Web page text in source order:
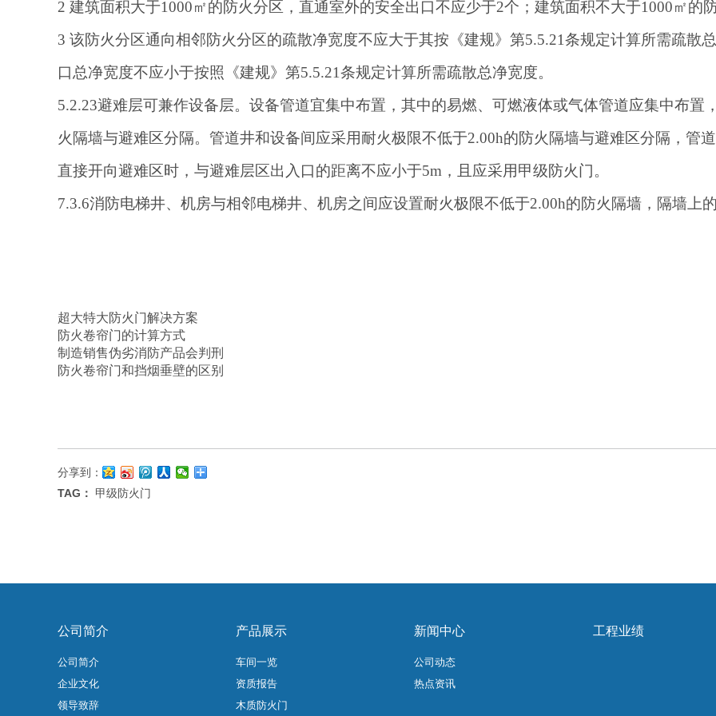
2 建筑面积大于1000㎡的防火分区，直通室外的安全出口不应少于2个；建筑面积不大于1000㎡的
3 该防火分区通向相邻防火分区的疏散净宽度不应大于其按《建规》第5.5.21条规定计算所需疏散
口总净宽度不应小于按照《建规》第5.5.21条规定计算所需疏散总净宽度。
5.2.23避难层可兼作设备层。设备管道宜集中布置，其中的易燃、可燃液体或气体管道应集中布置
火隔墙与避难区分隔。管道井和设备间应采用耐火极限不低于2.00h的防火隔墙与避难区分隔，管
直接开向避难区时，与避难层区出入口的距离不应小于5m，且应采用甲级防火门。
7.3.6消防电梯井、机房与相邻电梯井、机房之间应设置耐火极限不低于2.00h的防火隔墙，隔墙上
超大特大防火门解决方案
防火卷帘门的计算方式
制造销售伪劣消防产品会判刑
防火卷帘门和挡烟垂壁的区别
分享到：
TAG：
甲级防火门
公司简介
公司简介
企业文化
领导致辞
产品展示
车间一览
资质报告
木质防火门
新闻中心
公司动态
热点资讯
工程业绩